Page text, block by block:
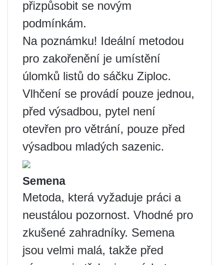
přizpůsobit se novým
podmínkám.
Na poznámku! Ideální metodou
pro zakořenění je umístění
úlomků listů do sáčku Ziploc.
Vlhčení se provádí pouze jednou,
před výsadbou, pytel není
otevřen pro větrání, pouze před
výsadbou mladých sazenic.
Semena
Metoda, která vyžaduje práci a
neustálou pozornost. Vhodné pro
zkušené zahradníky. Semena
jsou velmi malá, takže před